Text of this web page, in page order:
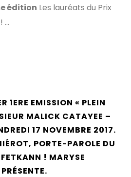
édition Les lauréats du Prix
…
1ERE EMISSION « PLEIN
MALICK CATAYEE –
17 NOVEMBRE 2017.
PORTE-PAROLE DU
! MARYSE